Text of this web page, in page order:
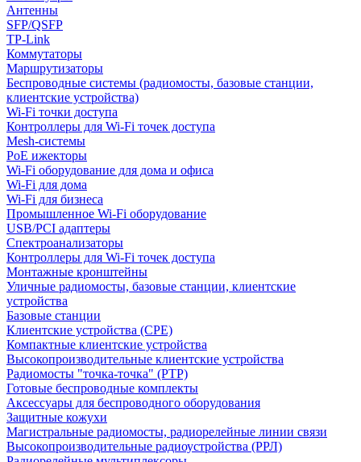
Антенны
SFP/QSFP
TP-Link
Коммутаторы
Маршрутизаторы
Беспроводные системы (радиомосты, базовые станции,
клиентские устройства)
Wi-Fi точки доступа
Контроллеры для Wi-Fi точек доступа
Mesh-системы
PoE ижекторы
Wi-Fi оборудование для дома и офиса
Wi-Fi для дома
Wi-Fi для бизнеса
Промышленное Wi-Fi оборудование
USB/PCI адаптеры
Cпектроанализаторы
Контроллеры для Wi-Fi точек доступа
Монтажные кронштейны
Уличные радиомосты, базовые станции, клиентские
устройства
Базовые станции
Клиентские устройства (CPE)
Компактные клиентские устройства
Высокопроизводительные клиентские устройства
Радиомосты "точка-точка" (PTP)
Готовые беспроводные комплекты
Аксессуары для беспроводного оборудования
Защитные кожухи
Магистральные радиомосты, радиорелейные линии связи
Высокопроизводительные радиоустройства (РРЛ)